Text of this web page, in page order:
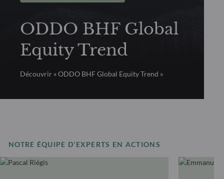
ODDO BHF Global
Equity Trend
Découvrir « ODDO BHF Global Equity Trend »
NOTRE ÉQUIPE D’EXPERTS EN ACTIONS